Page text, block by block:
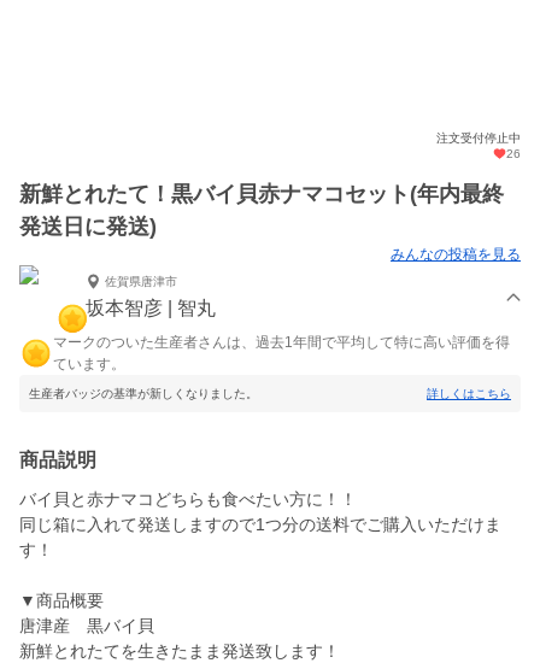
注文受付停止中
26
新鮮とれたて！黒バイ貝赤ナマコセット(年内最終
発送日に発送)
みんなの投稿を見る
佐賀県唐津市
坂本智彦 | 智丸
マークのついた生産者さんは、過去1年間で平均して特に高い評価を得
ています。
生産者バッジの基準が新しくなりました。 詳しくはこちら
商品説明
バイ貝と赤ナマコどちらも食べたい方に！！
同じ箱に入れて発送しますので1つ分の送料でご購入いただけま
す！
▼商品概要
唐津産 黒バイ貝
新鮮とれたてを生きたまま発送致します！